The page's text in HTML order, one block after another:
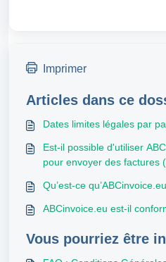
Imprimer
Articles dans ce
Dates limites légales par
Est-il possible d'utiliser
pour envoyer des factures
Qu’est-ce
ABCinvoice.eu est-il
Vous pourriez être